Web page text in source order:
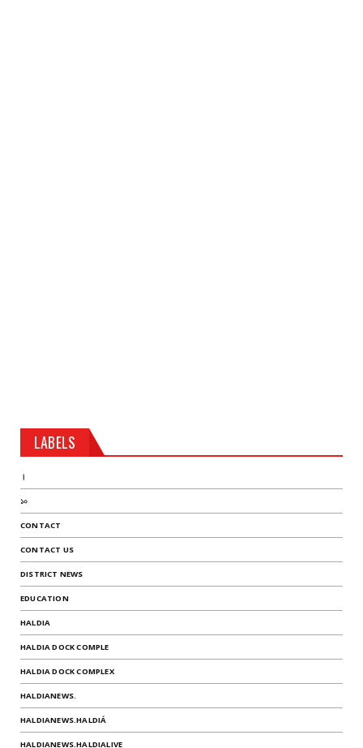
LABELS
।
১০
CONTACT
CONTACT US
DISTRICT NEWS
EDUCATION
HALDIA
HALDIA DOCK COMPLE
HALDIA DOCK COMPLEX
HALDIANEWS.
HALDIANEWS.HALDIÁ
HALDIANEWS.HALDIALIVE